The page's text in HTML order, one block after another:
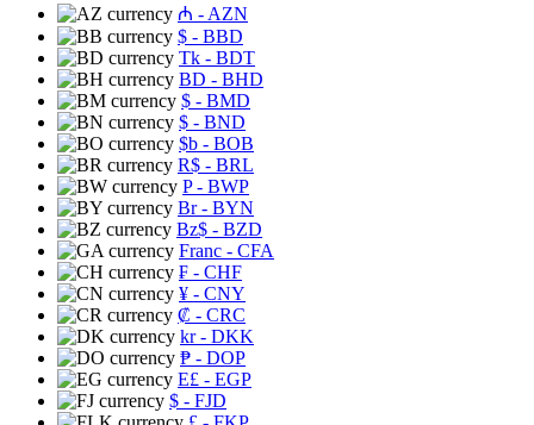
₼ - AZN
$ - BBD
Tk - BDT
BD - BHD
$ - BMD
$ - BND
$b - BOB
R$ - BRL
P- BWP
Br- BYN
Bz$ - BZD
Franc - CFA
₣ - CHF
¥ - CNY
₡ - CRC
kr- DKK
₱ - DOP
E£ - EGP
$ - FJD